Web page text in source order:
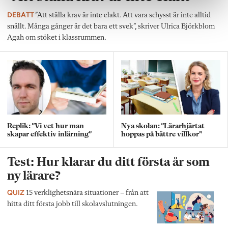
DEBATT”Att ställa krav är inte elakt. Att vara schysst är inte alltid
snällt. Många gånger är det bara ett svek”, skriver Ulrica Björkblom
Agah om stöket i klassrummen.
Replik: ”Vi vet hur man
skapar effektiv inlärning”
Nya skolan: ”Lärarhjärtat
hoppas på bättre villkor"
Test: Hur klarar du ditt första år som
ny lärare?
QUIZ 15 verklighetsnära situationer – från att
hitta ditt första jobb till skolavslutningen.